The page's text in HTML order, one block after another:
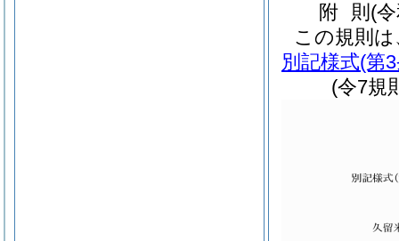
附 則 (
この規則
別記様式(第
(令7規